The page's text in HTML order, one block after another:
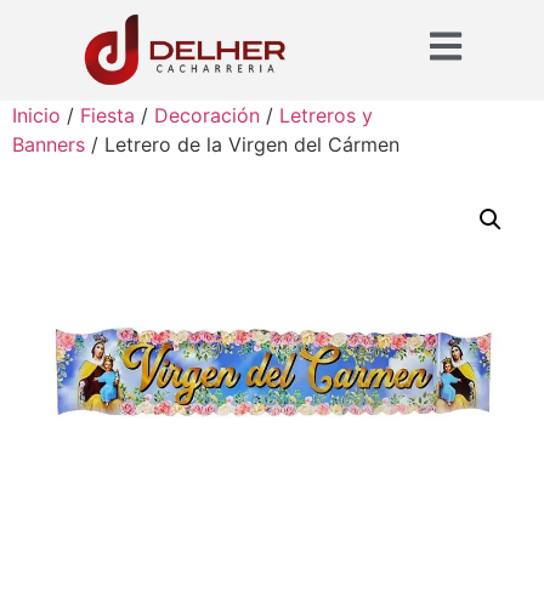
Inicio / Fiesta / Decoración / Letreros y
Banners / Letrero de la Virgen del Cármen